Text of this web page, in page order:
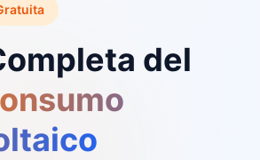
del